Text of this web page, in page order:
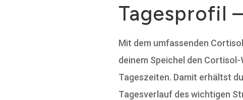
Tagesprofil
Mit dem umfassenden
deinem Speichel den
Tageszeiten. Damit erhältst
Tagesverlauf des wichtigen